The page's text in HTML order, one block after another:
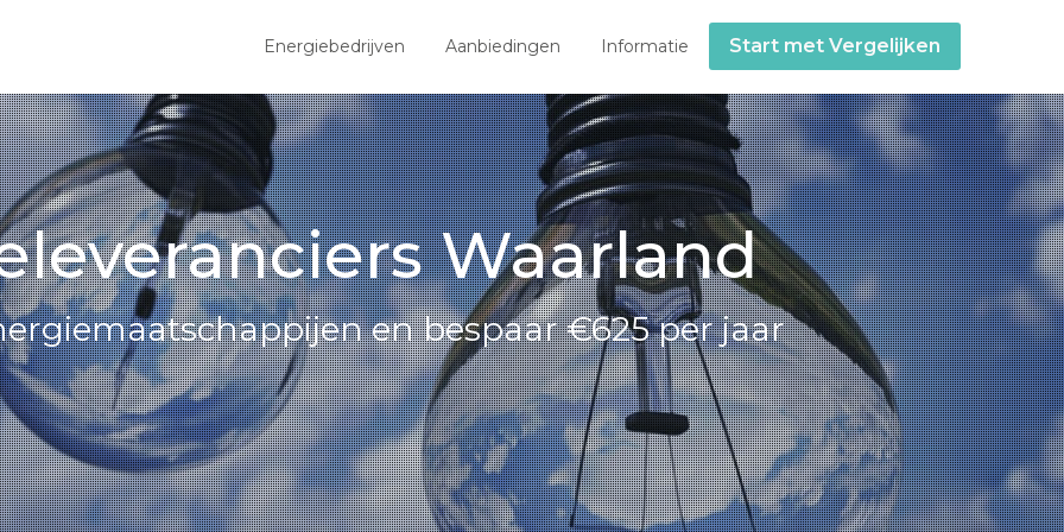
Energiebedrijven Aanbiedingen Informatie Start met Vergelijken
Waarland
en bespaar €625 per jaar